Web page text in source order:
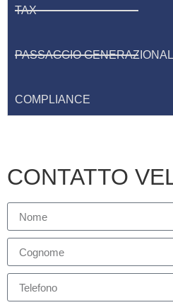
TAX
PASSAGGIO
COMPLIANCE
CONTATTO